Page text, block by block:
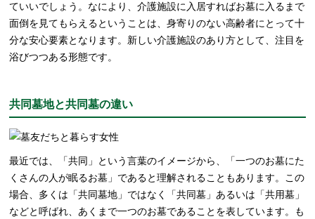
ていいでしょう。なにより、介護施設に入居すればお墓に入るまで
面倒を見てもらえるということは、身寄りのない高齢者にとって十
分な安心要素となります。新しい介護施設のあり方として、注目を
浴びつつある形態です。
共同墓地と共同墓の違い
最近では、「共同」という言葉のイメージから、「一つのお墓にた
くさんの人が眠るお墓」であると理解されることもあります。この
場合、多くは「共同墓地」ではなく「共同墓」あるいは「共用墓」
などと呼ばれ、あくまで一つのお墓であることを表しています。も